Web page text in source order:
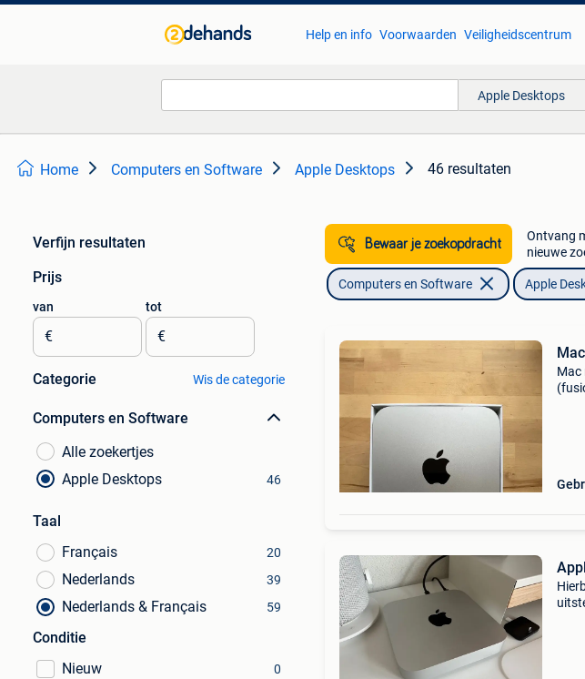
Help en info Voorwaarden Veiligheidscentrum
Apple Desktops
Home Computers en Software Apple Desktops 46 resultaten
Verfijn resultaten
Prijs
van
€
tot
€
Categorie Wis de categorie
Computers en Software
Alle zoekertjes
Apple Desktops
46
Taal
Français
20
Nederlands 39
Nederlands & Français 59
Conditie
Nieuw
0
Bewaar je zoekopdracht
Ontvang
nieuwe
Computers en Software Apple
Mac